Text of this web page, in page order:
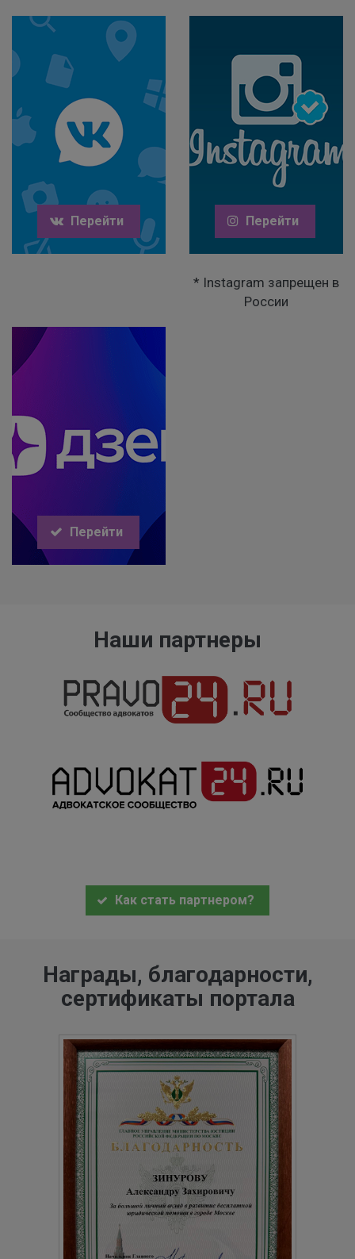
Перейти Перейти
* Instagram запрещен в
России
Перейти
Наши партнеры
Как стать партнером?
Награды, благодарности,
сертификаты портала